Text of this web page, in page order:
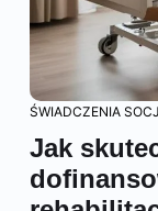
ŚWIADCZENIA
Jak